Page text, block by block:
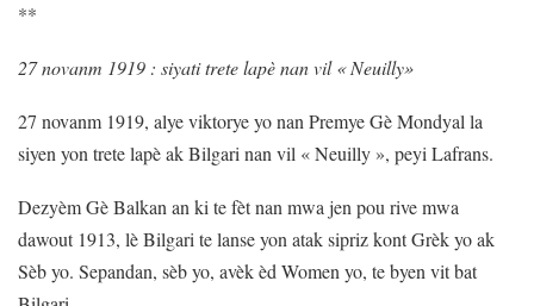
**
27 novanm 1919 : siyati trete lapè nan vil « Neuilly»
27 novanm 1919, alye viktorye yo nan Premye Gè Mondyal la
siyen yon trete lapè ak Bilgari nan vil « Neuilly », peyi Lafrans.
Dezyèm Gè Balkan an ki te fèt nan mwa jen pou rive mwa
dawout 1913, lè Bilgari te lanse yon atak sipriz kont Grèk yo ak
Sèb yo. Sepandan, sèb yo, avèk èd Women yo, te byen vit bat